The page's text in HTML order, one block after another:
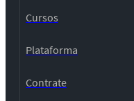
Cursos
Plataforma
Contrate